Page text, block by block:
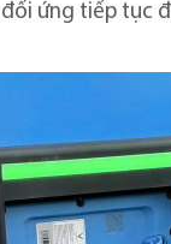
ứng tiếp tục